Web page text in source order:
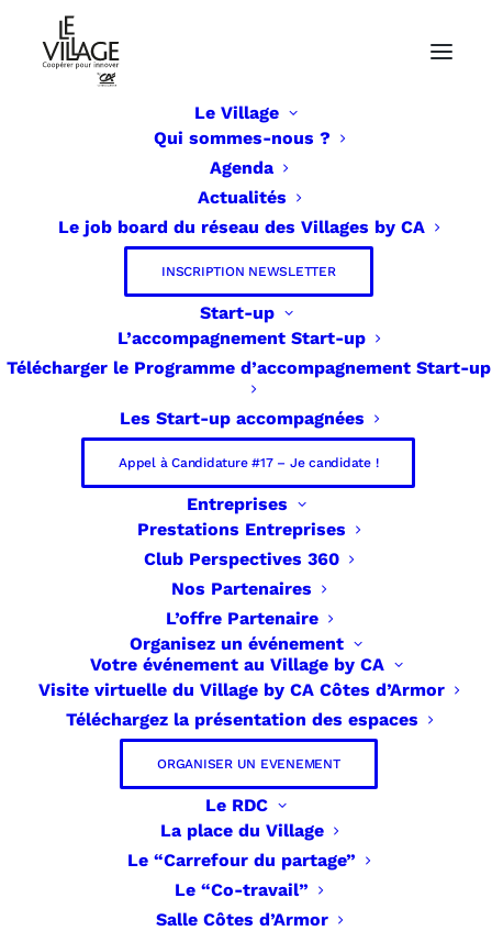
Le Village
Qui sommes-nous ?
Agenda
Actualités
Le job board du réseau des Villages by CA
INSCRIPTION NEWSLETTER
Start-up
L’accompagnement Start-up
Télécharger le Programme d’accompagnement Start-up
Les Start-up accompagnées
Appel à Candidature #17 – Je candidate !
Entreprises
Prestations Entreprises
Club Perspectives 360
Nos Partenaires
L’offre Partenaire
Organisez un événement
Votre événement au Village by CA
Visite virtuelle du Village by CA Côtes d’Armor
Téléchargez la présentation des espaces
ORGANISER UN EVENEMENT
Le RDC
La place du Village
Le “Carrefour du partage”
Le “Co-travail”
Salle Côtes d’Armor